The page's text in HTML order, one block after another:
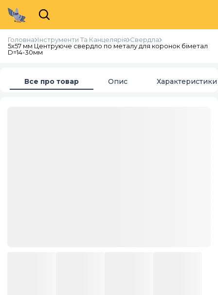
Головна Інструменти Та Канцелярія Свердла
5х57 мм Центруюче свердло по металу для коронок біметал
D=14-30мм
Все про товар Опис Характеристики